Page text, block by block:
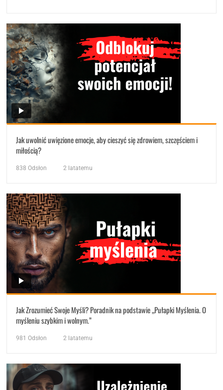
Jak uwolnić uwięzione emocje, aby cieszyć się zdrowiem, szczęściem i
miłością?
838 Odsłon 2 latatemu
Jak Zrozumieć Swoje Myśli? Poradnik na podstawie „Pułapki Myślenia. O
myśleniu szybkim i wolnym.”
981 Odsłon 2 latatemu